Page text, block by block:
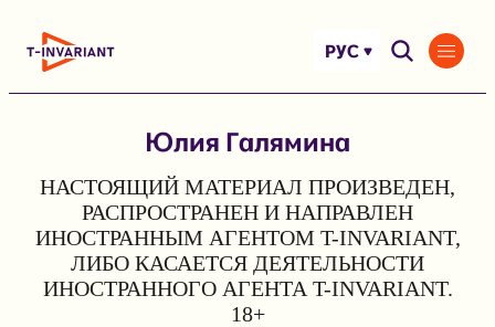
РУС
Юлия Галямина
НАСТОЯЩИЙ МАТЕРИАЛ ПРОИЗВЕДЕН,
РАСПРОСТРАНЕН И НАПРАВЛЕН
ИНОСТРАННЫМ АГЕНТОМ T-INVARIANT,
ЛИБО КАСАЕТСЯ ДЕЯТЕЛЬНОСТИ
ИНОСТРАННОГО АГЕНТА T-INVARIANT.
18+